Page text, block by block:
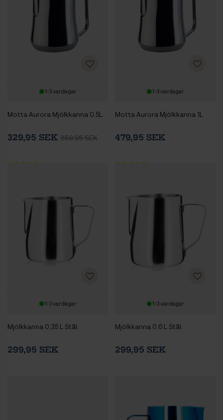
1-3 vardagar
Motta Aurora Mjölkkanna 0,5L
329,95 SEK 359,95 SEK
1-3 vardagar
Motta Aurora Mjölkkanna 1L
479,95 SEK
1-3 vardagar
Mjölkkanna 0,35 L Stål
299,95 SEK
1-3 vardagar
Mjölkkanna 0,6 L Stål
299,95 SEK